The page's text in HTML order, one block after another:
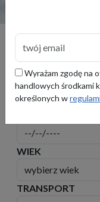
TERMIN
WIEK
TRANSPORT
Wyrażam zgodę na
handlowych środkami
określonych w